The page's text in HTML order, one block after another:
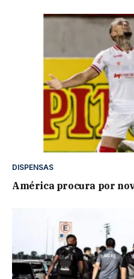
DISPENSAS
América procura por